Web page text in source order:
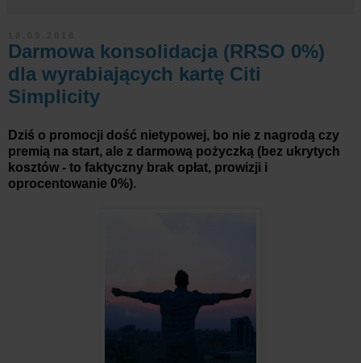
Darmowa konsolidacja (RRSO 0%)
dla wyrabiających kartę Citi
Simplicity
Dziś o promocji dość nietypowej, bo nie z nagrodą czy
premią na start, ale z darmową pożyczką (bez ukrytych
kosztów - to faktyczny brak opłat, prowizji i
oprocentowanie 0%).